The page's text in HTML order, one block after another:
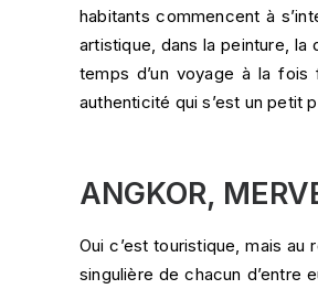
habitants commencent à
artistique, dans la peinture, la
temps d’un voyage à la fois
authenticité qui s’est un petit
ANGKOR,
Oui c’est touristique, mais
singulière de chacun d’entre